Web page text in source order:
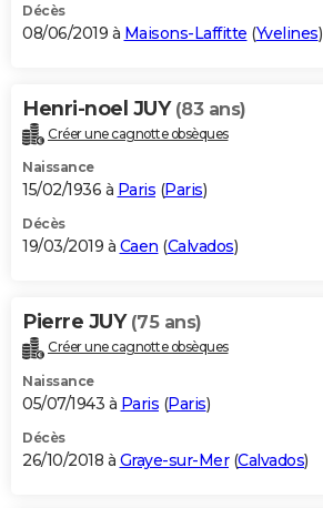
Décès
08/06/2019 à Maisons-Laffitte (Yvelines)
Henri-noel JUY (83 ans)
Créer une cagnotte obsèques
Naissance
15/02/1936 à Paris (Paris)
Décès
19/03/2019 à Caen (Calvados)
Pierre JUY (75 ans)
Créer une cagnotte obsèques
Naissance
05/07/1943 à Paris (Paris)
Décès
26/10/2018 à Graye-sur-Mer(Calvados)